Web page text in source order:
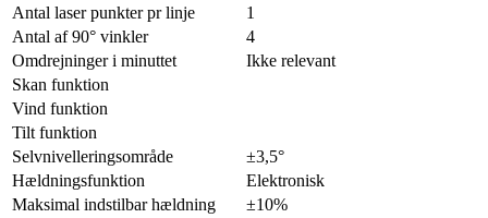
Antal laser punkter pr linje
1
Antal af 90° vinkler
4
Omdrejninger i minuttet
Ikke relevant
Skan funktion
Vind funktion
Tilt funktion
Selvnivelleringsområde
±3,5°
Hældningsfunktion
Elektronisk
Maksimal indstilbar hældning
±10%